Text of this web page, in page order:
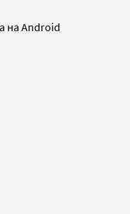
на Android